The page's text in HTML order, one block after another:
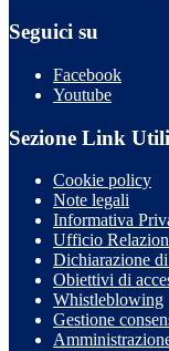
Seguici su
Facebook
Youtube
Sezione Link Utili
Cookie policy
Note legali
Informativa
Ufficio
Dichiarazione
Obiettivi di
Whistleblowing
Gestione